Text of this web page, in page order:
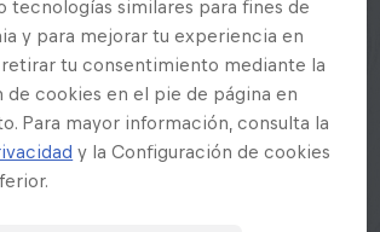
tecnologías similares para fines de
y para mejorar tu experiencia en
retirar tu consentimiento mediante la
de cookies en el pie de página en
Para mayor información, consulta la
y la Configuración de cookies